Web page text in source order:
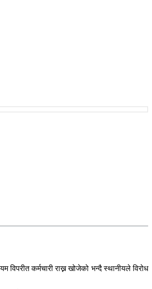
विपरीत कर्मचारी राख्न खोजेको भन्दै स्थानीयले विरोध